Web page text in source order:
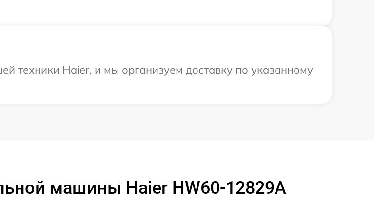
техники Haier, и мы организуем доставку по указанному
машины Haier HW60-12829A